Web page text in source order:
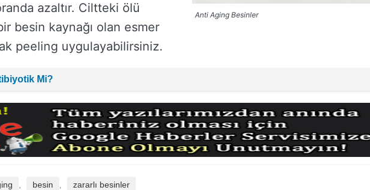
Anti Aging Besinler
azaltır. Ciltteki ölü
besin kaynağı olan esmer
peeling uygulayabilirsiniz.
Mi?
besin zararlı besinler